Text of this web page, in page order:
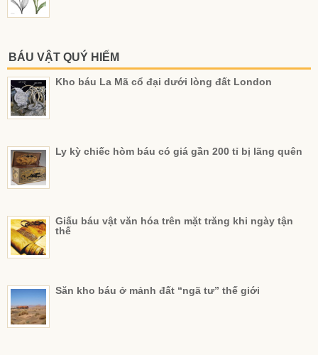
BÁU VẬT QUÝ HIẾM
Kho báu La Mã cổ đại dưới lòng đất London
Ly kỳ chiếc hòm báu có giá gần 200 tỉ bị lãng quên
Giấu báu vật văn hóa trên mặt trăng khi ngày tận
thế
Săn kho báu ở mảnh đất “ngã tư” thế giới